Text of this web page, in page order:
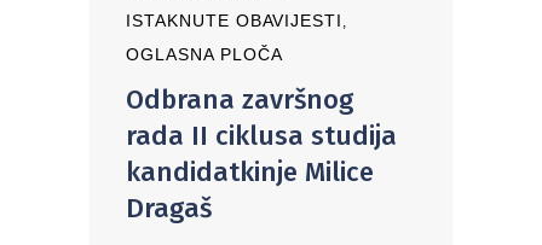
ISTAKNUTE OBAVIJESTI ,
OGLASNA PLOČA
Odbrana završnog
rada II ciklusa studija
kandidatkinje Milice
Dragaš